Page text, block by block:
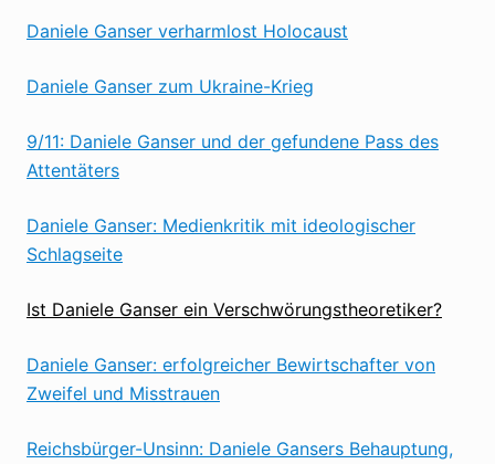
Daniele Ganser verharmlost Holocaust
Daniele Ganser zum Ukraine-Krieg
9/11: Daniele Ganser und der gefundene Pass des
Attentäters
Daniele Ganser: Medienkritik mit ideologischer
Schlagseite
Ist Daniele Ganser ein Verschwörungstheoretiker?
Daniele Ganser: erfolgreicher Bewirtschafter von
Zweifel und Misstrauen
Reichsbürger-Unsinn: Daniele Gansers Behauptung,